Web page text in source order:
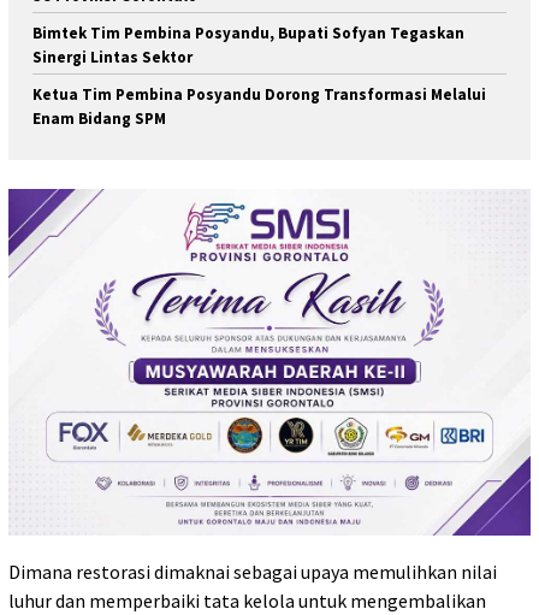
Bimtek Tim Pembina Posyandu, Bupati Sofyan Tegaskan
Sinergi Lintas Sektor
Ketua Tim Pembina Posyandu Dorong Transformasi Melalui
Enam Bidang SPM
Dimana restorasi dimaknai sebagai upaya memulihkan nilai
luhur dan memperbaiki tata kelola untuk mengembalikan